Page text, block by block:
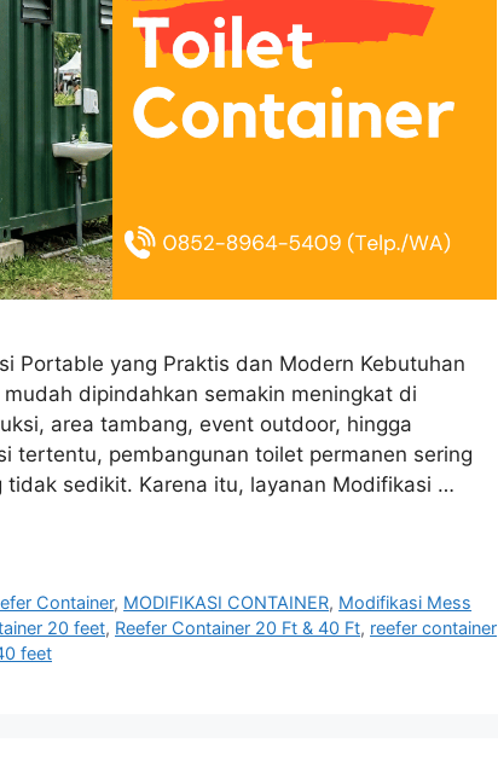
Portable yang Praktis dan Modern Kebutuhan
dipindahkan semakin meningkat di
area tambang, event outdoor, hingga
tertentu, pembangunan toilet permanen sering
sedikit. Karena itu, layanan Modifikasi …
Container, MODIFIKASI CONTAINER, Modifikasi Mess
20 feet, Reefer Container 20 Ft & 40 Ft, reefer container
feet